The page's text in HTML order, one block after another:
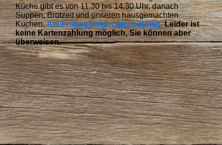
Küche gibt es von 11.30 bis 14.30 Uhr, danach
Suppen, Brotzeit und unseren hausgemachten
Kuchen.Am Freitag haben wir Ruhetag. Leider ist
keine Kartenzahlung möglich, Sie können aber
überweisen.